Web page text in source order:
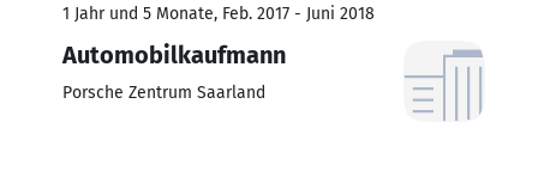
1 Jahr und 5 Monate, Feb. 2017 - Juni 2018
Automobilkaufmann
Porsche Zentrum Saarland